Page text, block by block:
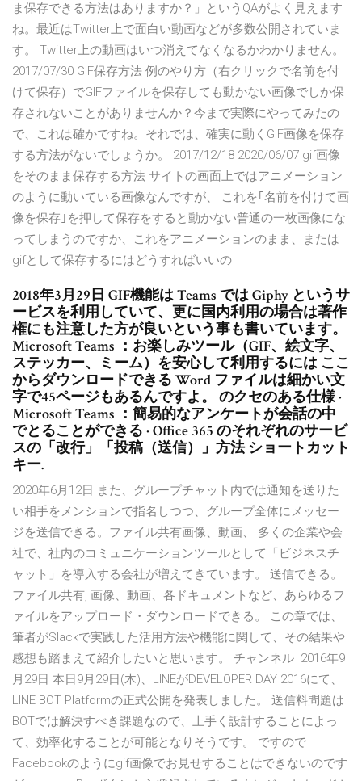
ま保存できる方法はありますか？」というQAがよく見えます
ね。最近はTwitter上で面白い動画などが多数公開されていま
す。 Twitter上の動画はいつ消えてなくなるかわかりません。
2017/07/30 GIF保存方法 例のやり方（右クリックで名前を付
けて保存）でGIFファイルを保存しても動かない画像でしか保
存されないことがありませんか？今まで実際にやってみたの
で、これは確かですね。それでは、確実に動くGIF画像を保存
する方法がないでしょうか。 2017/12/18 2020/06/07 gif画像
をそのまま保存する方法 サイトの画面上ではアニメーション
のように動いている画像なんですが、 これを｢名前を付けて画
像を保存｣を押して保存をすると動かない普通の一枚画像にな
ってしまうのですか、これをアニメーションのまま、または
gifとして保存するにはどうすればいいの
2018年3月29日 GIF機能は Teams では Giphy というサ
ービスを利用していて、更に国内利用の場合は著作
権にも注意した方が良いという事も書いています。
Microsoft Teams ：お楽しみツール（GIF、絵文字、
ステッカー、ミーム）を安心して利用するには ここ
からダウンロードできる Word ファイルは細かい文
字で45ページもあるんですよ。 のクセのある仕様 ·
Microsoft Teams ：簡易的なアンケートが会話の中
でとることができる · Office 365 のそれぞれのサービ
スの「改行」「投稿（送信）」方法 ショートカット
キー.
2020年6月12日 また、グループチャット内では通知を送りた
い相手をメンションで指名しつつ、グループ全体にメッセー
ジを送信できる。ファイル共有画像、動画、 多くの企業や会
社で、社内のコミュニケーションツールとして「ビジネスチ
ャット」を導入する会社が増えてきています。 送信できる。
ファイル共有, 画像、動画、各ドキュメントなど、あらゆるフ
ァイルをアップロード・ダウンロードできる。 この章では、
筆者がSlackで実践した活用方法や機能に関して、その結果や
感想も踏まえて紹介したいと思います。 チャンネル 2016年9
月29日 本日9月29日(木)、LINEがDEVELOPER DAY 2016にて、
LINE BOT Platformの正式公開を発表しました。 送信料問題は
BOTでは解決すべき課題なので、上手く設計することによっ
て、効率化することが可能となりそうです。 ですので
Facebookのようにgif画像でお見せすることはできないのです